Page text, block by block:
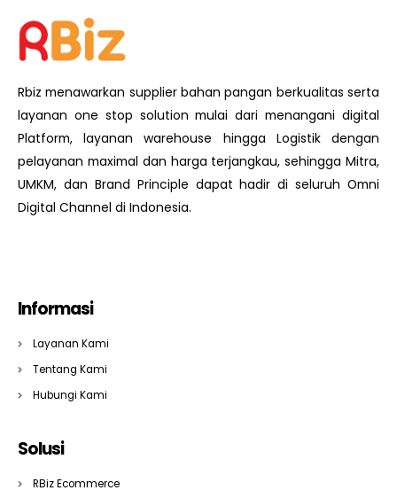
Rbiz menawarkan supplier bahan pangan berkualitas serta
layanan one stop solution mulai dari menangani digital
Platform, layanan warehouse hingga Logistik dengan
pelayanan maximal dan harga terjangkau, sehingga Mitra,
UMKM, dan Brand Principle dapat hadir di seluruh Omni
Digital Channel di Indonesia.
Informasi
Layanan Kami
Tentang Kami
Hubungi Kami
Solusi
RBiz Ecommerce